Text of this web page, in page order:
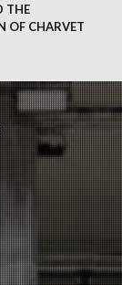
THE
OF CHARVET